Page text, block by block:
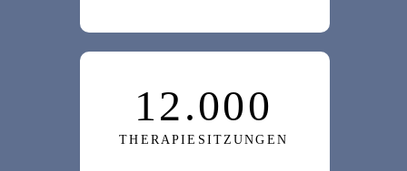
12.000
THERAPIESITZUNGEN